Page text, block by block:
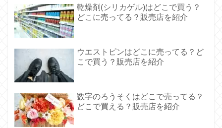
乾燥剤(シリカゲル)はどこで買う？
どこに売ってる？販売店を紹介
ウエストピンはどこに売ってる？ど
こで買う？販売店を紹介
数字のろうそくはどこで売ってる？
どこで買える？販売店を紹介